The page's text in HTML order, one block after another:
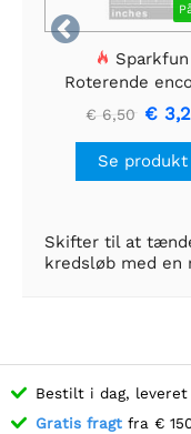

Sparkfun
Roterende
€ 6,50 €
Se produkt
Skifter til at
kredsløb med en
Bestilt i dag,
Gratis fragt fra €